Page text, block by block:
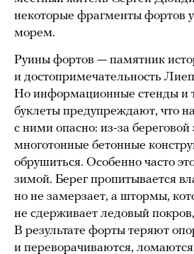
некоторые фрагменты фортов
морем.
Руины фортов — памятник
и достопримечательность
Но информационные стенды и
буклеты предупреждают, что
с ними опасно: из-за береговой
многотонные бетонные
обрушиться. Особенно часто
зимой. Берег пропитывается
но не замерзает, а штормы,
не сдерживает ледовый
В результате форты теряют
и переворачиваются, ломаются